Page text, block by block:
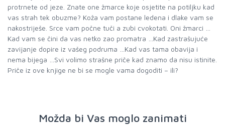
protrnete od jeze. Znate one žmarce koje osjetite na potiljku kad
vas strah tek obuzme? Koža vam postane ledena i dlake vam se
nakostriješe. Srce vam počne tuči a zubi cvokotati. Oni žmarci …
Kad vam se čini da vas netko zao promatra …Kad zastrašujuće
zavijanje dopire iz vašeg podruma …Kad vas tama obavija i
nema bijega …Svi volimo strašne priče kad znamo da nisu istinite.
Priče iz ove knjige ne bi se mogle vama dogoditi – ili?
Možda bi Vas moglo zanimati